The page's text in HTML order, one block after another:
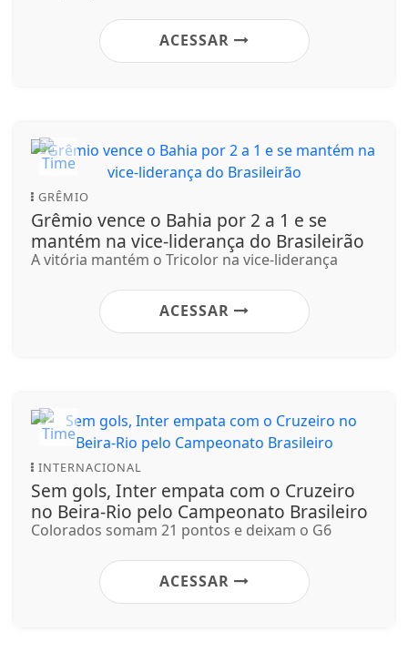
ACESSAR
GRÊMIO
Grêmio vence o Bahia por 2 a 1 e se
mantém na vice-liderança do Brasileirão
A vitória mantém o Tricolor na vice-liderança
ACESSAR
INTERNACIONAL
Sem gols, Inter empata com o Cruzeiro
no Beira-Rio pelo Campeonato Brasileiro
Colorados somam 21 pontos e deixam o G6
ACESSAR